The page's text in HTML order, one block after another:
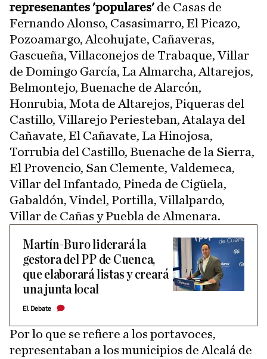
represenantes 'populares' de Casas de
Fernando Alonso, Casasimarro, El Picazo,
Pozoamargo, Alcohujate, Cañaveras,
Gascueña, Villaconejos de Trabaque, Villar
de Domingo García, La Almarcha, Altarejos,
Belmontejo, Buenache de Alarcón,
Honrubia, Mota de Altarejos, Piqueras del
Castillo, Villarejo Periesteban, Atalaya del
Cañavate, El Cañavate, La Hinojosa,
Torrubia del Castillo, Buenache de la Sierra,
El Provencio, San Clemente, Valdemeca,
Villar del Infantado, Pineda de Cigüela,
Gabaldón, Vindel, Portilla, Villalpardo,
Villar de Cañas y Puebla de Almenara.
Martín-Buro liderará la
gestora del PP de Cuenca,
que elaborará listas y creará
una junta local
El Debate
Por lo que se refiere a los portavoces,
representaban a los municipios de Alcalá de